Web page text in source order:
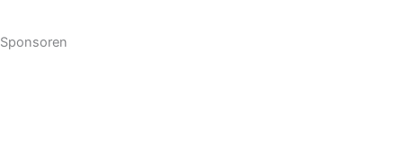
Sponsoren